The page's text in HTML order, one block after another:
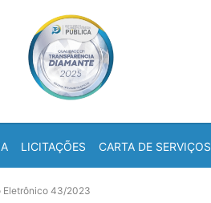
LICITAÇÕES CARTA DE SERVIÇOS
Eletrônico 43/2023